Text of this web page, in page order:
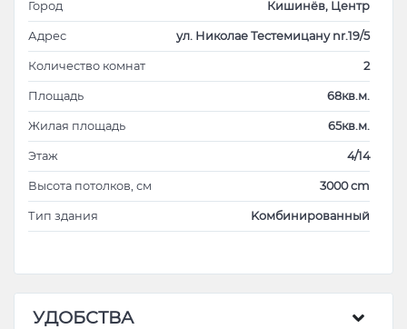
Город Кишинёв, Центр
Адрес ул. Николае Тестемицану nr.19/5
Количество комнат 2
Площадь 68кв.м.
Жилая площадь 65кв.м.
Этаж 4/14
Высота потолков, см 3000 cm
Тип здания Kомбинированный
УДОБСТВА